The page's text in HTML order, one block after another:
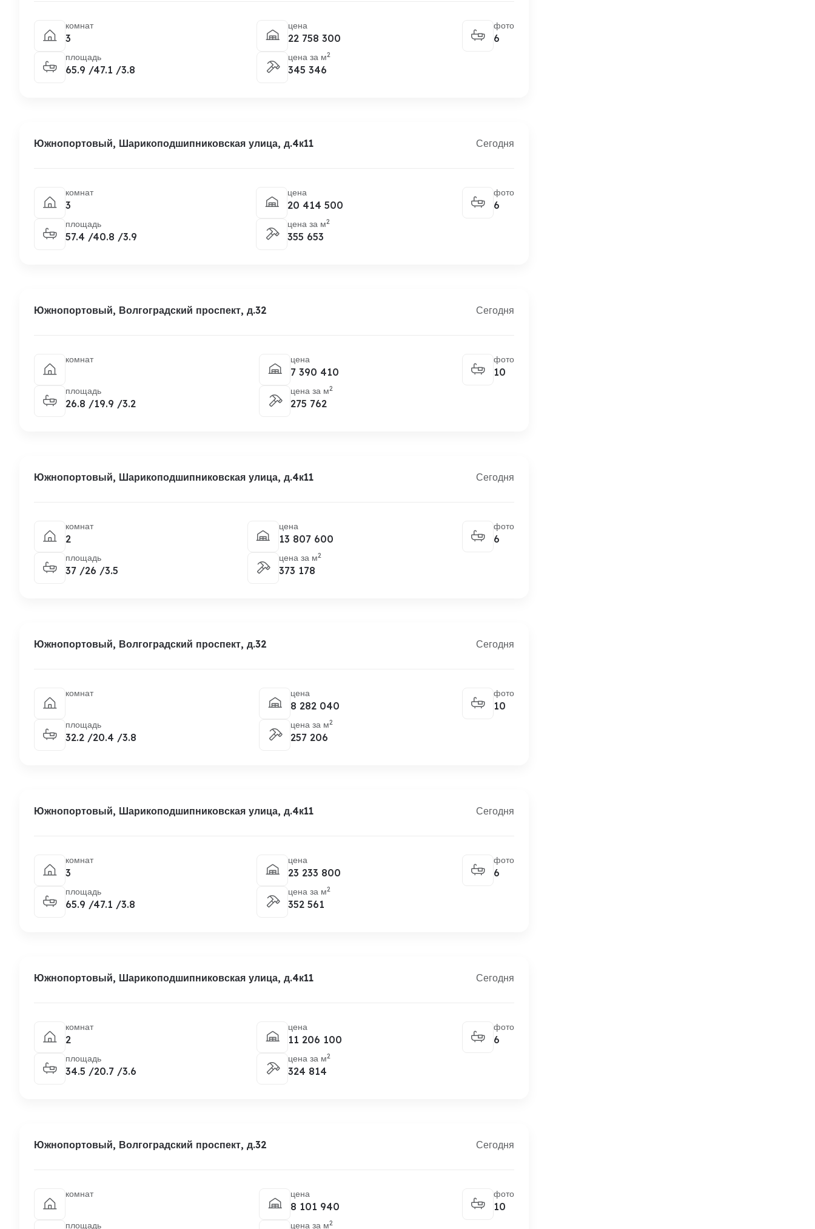
комнат
3
площадь
65.9 /47.1 /3.8
цена
22 758 300
цена за м2
345 346
фото
6
Южнопортовый, Шарикоподшипниковская улица, д.4к11 Сегодня
комнат
3
площадь
57.4 /40.8 /3.9
цена
20 414 500
цена за м2
355 653
фото
6
Южнопортовый, Волгоградский проспект, д.32 Сегодня
комнат
площадь
26.8 /19.9 /3.2
цена
7 390 410
цена за м2
275 762
фото
10
Южнопортовый, Шарикоподшипниковская улица, д.4к11 Сегодня
комнат
2
площадь
37 /26 /3.5
цена
13 807 600
цена за м2
373 178
фото
6
Южнопортовый, Волгоградский проспект, д.32 Сегодня
комнат
площадь
32.2 /20.4 /3.8
цена
8 282 040
цена за м2
257 206
фото
10
Южнопортовый, Шарикоподшипниковская улица, д.4к11 Сегодня
комнат
3
площадь
65.9 /47.1 /3.8
цена
23 233 800
цена за м2
352 561
фото
6
Южнопортовый, Шарикоподшипниковская улица, д.4к11 Сегодня
комнат
2
площадь
34.5 /20.7 /3.6
цена
11 206 100
цена за м2
324 814
фото
6
Южнопортовый, Волгоградский проспект, д.32 Сегодня
комнат
площадь
цена
8 101 940
цена за м2
фото
10